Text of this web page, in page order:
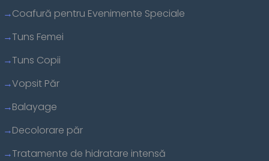
Coafură pentru Evenimente Speciale
Tuns Femei
Tuns Copii
Vopsit Păr
Balayage
Decolorare păr
Tratamente de hidratare intensă